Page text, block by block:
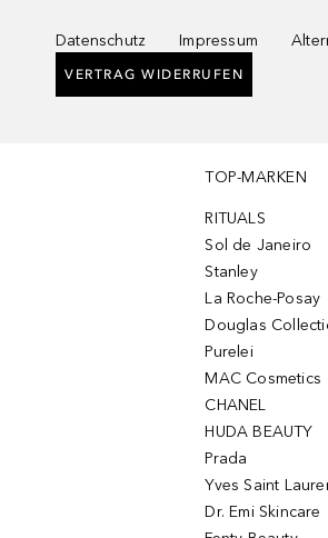
Datenschutz Impressum
VERTRAG WIDERRUFEN
TOP-MARKEN
RITUALS
Sol de Janeiro
Stanley
La Roche-Posay
Douglas
Purelei
MAC Cosmetics
CHANEL
HUDA BEAUTY
Prada
Yves Saint
Dr. Emi Skincare